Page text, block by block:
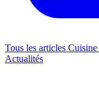
Tous les articles Cuisine
Actualités